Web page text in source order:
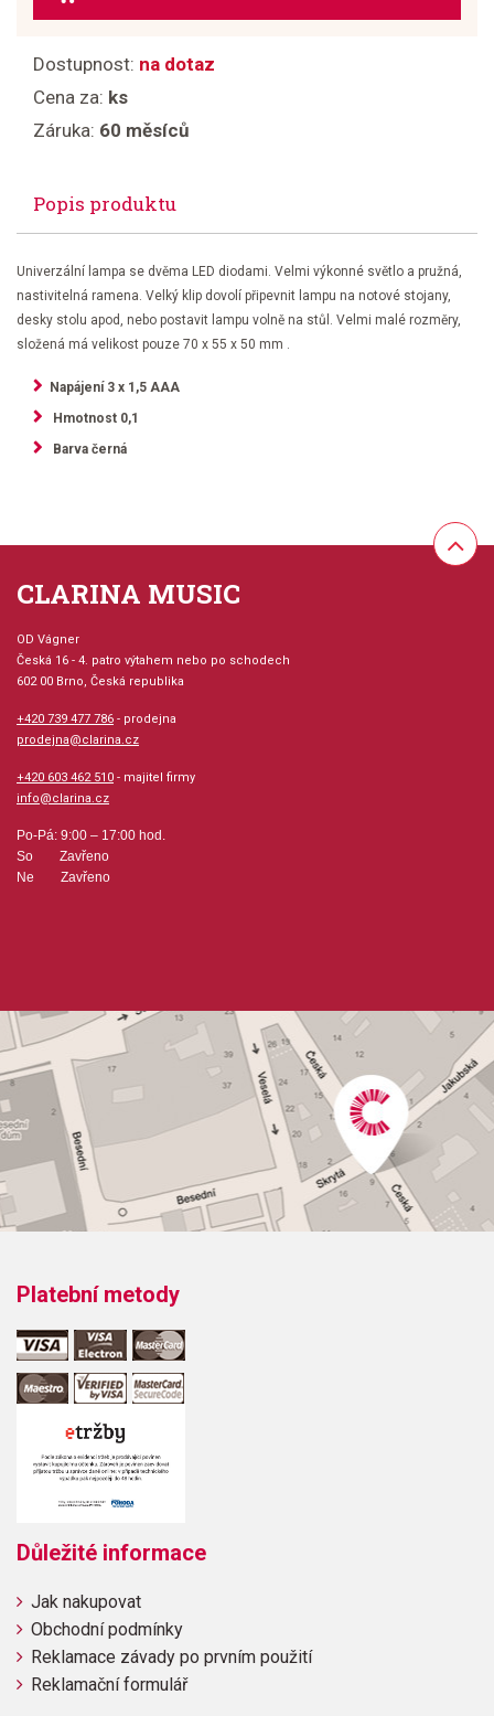
Dostupnost: na dotaz
Cena za: ks
Záruka: 60 měsíců
Popis produktu
Univerzální lampa se dvěma LED diodami. Velmi výkonné světlo a pružná,
nastivitelná ramena. Velký klip dovolí připevnit lampu na notové stojany,
desky stolu apod, nebo postavit lampu volně na stůl. Velmi malé rozměry,
složená má velikost pouze 70 x 55 x 50 mm .
Napájení 3 x 1,5 AAA
Hmotnost 0,1
Barva černá
CLARINA MUSIC
OD Vágner
Česká 16 - 4. patro výtahem nebo po schodech
602 00 Brno, Česká republika
+420 739 477 786 - prodejna
prodejna@clarina.cz
+420 603 462 510 - majitel firmy
info@clarina.cz
Po-Pá: 9:00 – 17:00 hod.
So Zavřeno
Ne Zavřeno
Platební metody
Důležité informace
Jak nakupovat
Obchodní podmínky
Reklamace závady po prvním použití
Reklamační formulář